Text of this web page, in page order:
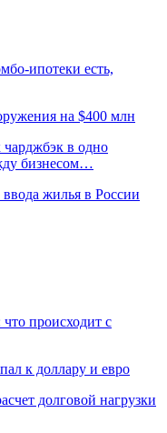
ипотеки есть,
на $400 млн
в одно
бизнесом…
жилья в России
происходит с
к доллару и евро
долговой нагрузки